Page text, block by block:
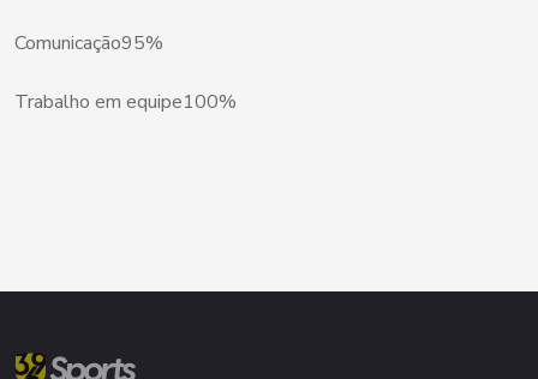
Comunicação95%
Trabalho em equipe100%